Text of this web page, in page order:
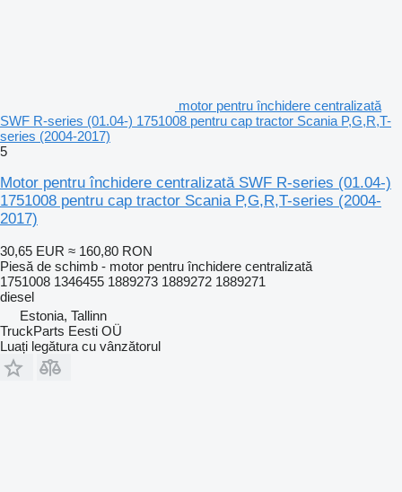
motor pentru închidere centralizată
SWF R-series (01.04-) 1751008 pentru cap tractor Scania P,G,R,T-
series (2004-2017)
5
Motor pentru închidere centralizată SWF R-series (01.04-)
1751008 pentru cap tractor Scania P,G,R,T-series (2004-
2017)
30,65 EUR ≈ 160,80 RON
Piesă de schimb - motor pentru închidere centralizată
1751008 1346455 1889273 1889272 1889271
diesel
Estonia, Tallinn
TruckParts Eesti OÜ
Luați legătura cu vânzătorul